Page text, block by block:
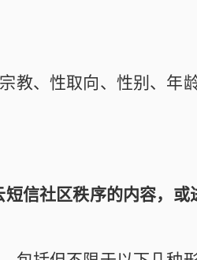
教、性取向、性别、年
信社区秩序的内容，或